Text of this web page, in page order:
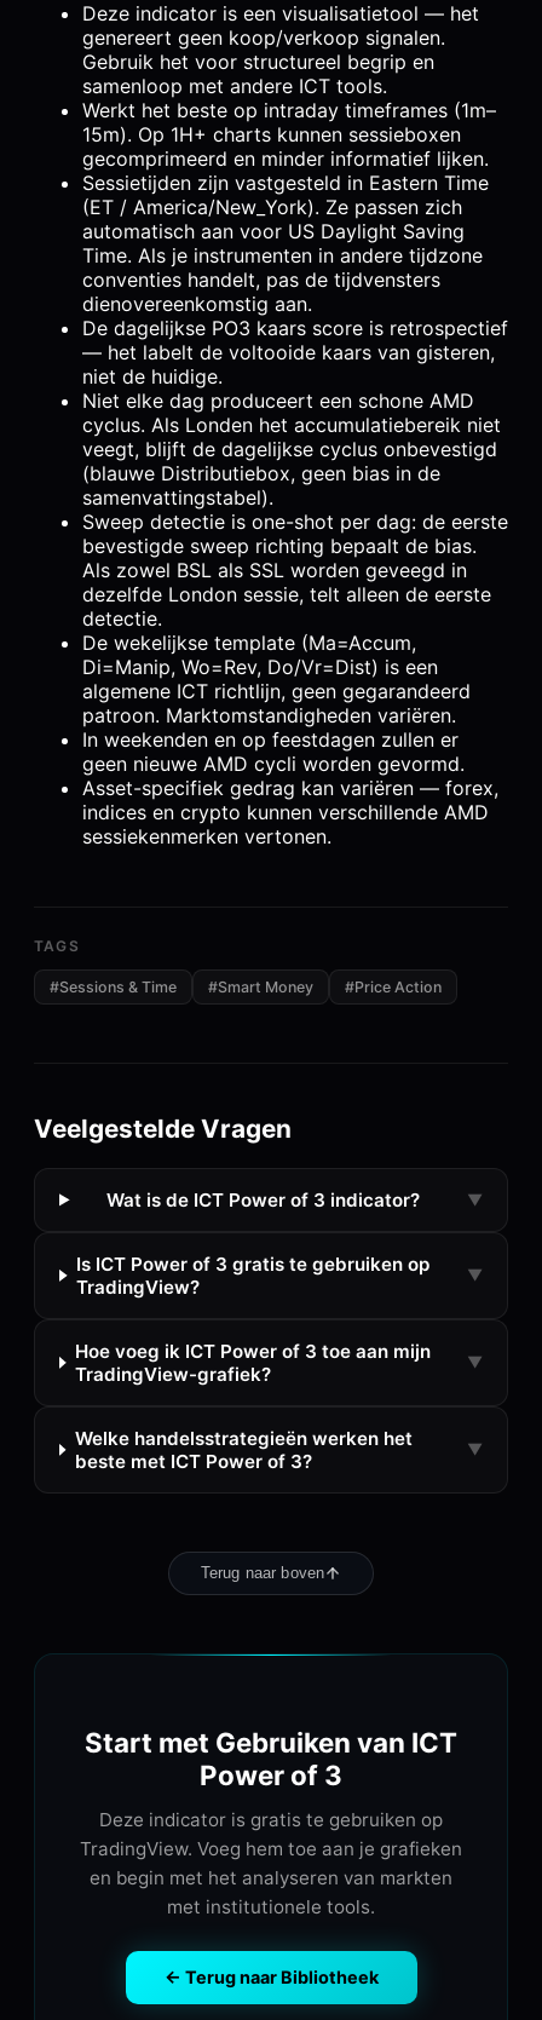
Deze indicator is een visualisatietool — het
genereert geen koop/verkoop signalen.
Gebruik het voor structureel begrip en
samenloop met andere ICT tools.
Werkt het beste op intraday timeframes (1m–
15m). Op 1H+ charts kunnen sessieboxen
gecomprimeerd en minder informatief lijken.
Sessietijden zijn vastgesteld in Eastern Time
(ET / America/New_York). Ze passen zich
automatisch aan voor US Daylight Saving
Time. Als je instrumenten in andere tijdzone
conventies handelt, pas de tijdvensters
dienovereenkomstig aan.
De dagelijkse PO3 kaars score is retrospectief
— het labelt de voltooide kaars van gisteren,
niet de huidige.
Niet elke dag produceert een schone AMD
cyclus. Als Londen het accumulatiebereik niet
veegt, blijft de dagelijkse cyclus onbevestigd
(blauwe Distributiebox, geen bias in de
samenvattingstabel).
Sweep detectie is one-shot per dag: de eerste
bevestigde sweep richting bepaalt de bias.
Als zowel BSL als SSL worden geveegd in
dezelfde London sessie, telt alleen de eerste
detectie.
De wekelijkse template (Ma=Accum,
Di=Manip, Wo=Rev, Do/Vr=Dist) is een
algemene ICT richtlijn, geen gegarandeerd
patroon. Marktomstandigheden variëren.
In weekenden en op feestdagen zullen er
geen nieuwe AMD cycli worden gevormd.
Asset-specifiek gedrag kan variëren — forex,
indices en crypto kunnen verschillende AMD
sessiekenmerken vertonen.
TAGS
#Sessions & Time #Smart Money #Price Action
Veelgestelde Vragen
Wat is de ICT Power of 3 indicator? ▼
Is ICT Power of 3 gratis te gebruiken op
TradingView?
▼
Hoe voeg ik ICT Power of 3 toe aan mijn
TradingView-grafiek?
▼
Welke handelsstrategieën werken het
beste met ICT Power of 3?
▼
Terug naar boven
Start met Gebruiken van ICT
Power of 3
Deze indicator is gratis te gebruiken op
TradingView. Voeg hem toe aan je grafieken
en begin met het analyseren van markten
met institutionele tools.
← Terug naar Bibliotheek